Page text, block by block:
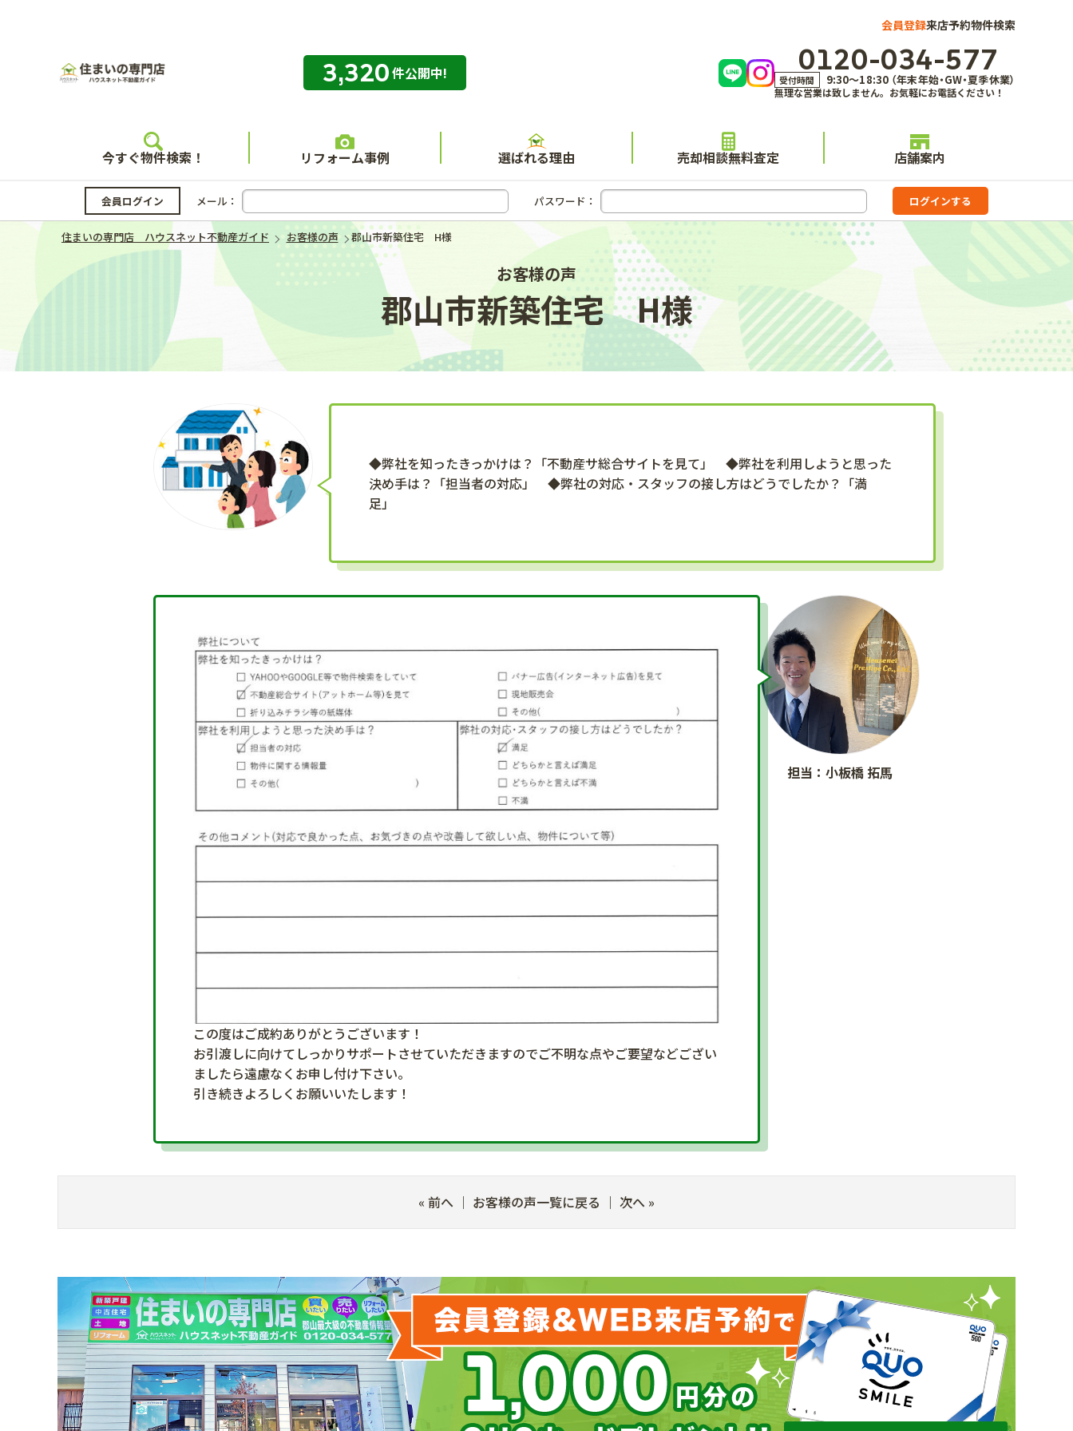
会員登録来店予約物件検索
住まいの専門店 ハウスネット不動産ガイド
3,320件公開中! 0120-034-577
受付時間 9:30～18:30 （年末年始・GW・夏季休業）
無理な営業は致しません。お気軽にお電話ください！
今すぐ物件検索！ リフォーム事例 選ばれる理由 売却相談無料査定 店舗案内
会員ログイン メール： パスワード：
住まいの専門店 ハウスネット不動産ガイド お客様の声 郡山市新築住宅 H様
お客様の声
郡山市新築住宅 H様
◆弊社を知ったきっかけは？「不動産サ総合サイトを見て」 ◆弊社を利用しようと思った
決め手は？「担当者の対応」 ◆弊社の対応・スタッフの接し方はどうでしたか？「満
足」
担当：小板橋 拓馬
この度はご成約ありがとうございます！
お引渡しに向けてしっかりサポートさせていただきますのでご不明な点やご要望などござい
ましたら遠慮なくお申し付け下さい。
引き続きよろしくお願いいたします！
« 前へ ｜ お客様の声一覧に戻る ｜ 次へ »